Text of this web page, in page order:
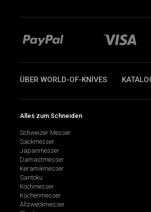
ÜBER WORLD-OF-KNIVES
Alles zum Schneiden
Schweizer Messer
Sackmesser
Japanmesser
Damastmesser
Keramikmesser
Santoku
Kochmesser
Küchenmesser
Allzweckmesser